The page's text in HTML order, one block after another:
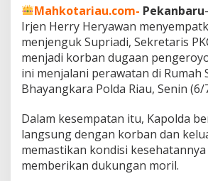
a
K
a
s
u
s
D
u
s
u
t
T
Mahkotariau.com- Pekanbaru
Irjen Herry Heryawan
menjenguk Supriadi, Sekretaris
menjadi korban dugaan
ini menjalani perawatan di Rumah
Bhayangkara Polda Riau, Senin (6/
Dalam kesempatan itu, Kapolda
langsung dengan korban dan
memastikan kondisi
memberikan dukungan moril.